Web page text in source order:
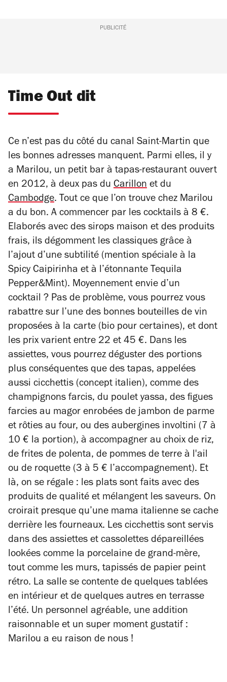
PUBLICITÉ
Time Out dit
Ce n’est pas du côté du canal Saint-Martin que
les bonnes adresses manquent. Parmi elles, il y
a Marilou, un petit bar à tapas-restaurant ouvert
en 2012, à deux pas du Carillon et du
Cambodge. Tout ce que l’on trouve chez Marilou
a du bon. A commencer par les cocktails à 8 €.
Elaborés avec des sirops maison et des produits
frais, ils dégomment les classiques grâce à
l’ajout d’une subtilité (mention spéciale à la
Spicy Caipirinha et à l’étonnante Tequila
Pepper&Mint). Moyennement envie d’un
cocktail ? Pas de problème, vous pourrez vous
rabattre sur l’une des bonnes bouteilles de vin
proposées à la carte (bio pour certaines), et dont
les prix varient entre 22 et 45 €. Dans les
assiettes, vous pourrez déguster des portions
plus conséquentes que des tapas, appelées
aussi cicchettis (concept italien), comme des
champignons farcis, du poulet yassa, des figues
farcies au magor enrobées de jambon de parme
et rôties au four, ou des aubergines involtini (7 à
10 € la portion), à accompagner au choix de riz,
de frites de polenta, de pommes de terre à l'ail
ou de roquette (3 à 5 € l’accompagnement). Et
là, on se régale : les plats sont faits avec des
produits de qualité et mélangent les saveurs. On
croirait presque qu’une mama italienne se cache
derrière les fourneaux. Les cicchettis sont servis
dans des assiettes et cassolettes dépareillées
lookées comme la porcelaine de grand-mère,
tout comme les murs, tapissés de papier peint
rétro. La salle se contente de quelques tablées
en intérieur et de quelques autres en terrasse
l’été. Un personnel agréable, une addition
raisonnable et un super moment gustatif :
Marilou a eu raison de nous !